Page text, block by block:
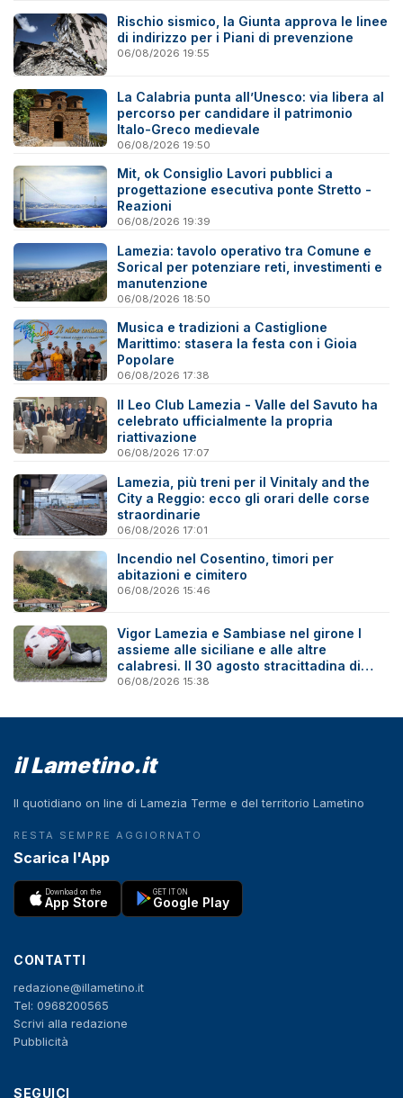
Rischio sismico, la Giunta approva le linee
di indirizzo per i Piani di prevenzione
06/08/2026 19:55
La Calabria punta all’Unesco: via libera al
percorso per candidare il patrimonio
Italo-Greco medievale
06/08/2026 19:50
Mit, ok Consiglio Lavori pubblici a
progettazione esecutiva ponte Stretto -
Reazioni
06/08/2026 19:39
Lamezia: tavolo operativo tra Comune e
Sorical per potenziare reti, investimenti e
manutenzione
06/08/2026 18:50
Musica e tradizioni a Castiglione
Marittimo: stasera la festa con i Gioia
Popolare
06/08/2026 17:38
Il Leo Club Lamezia - Valle del Savuto ha
celebrato ufficialmente la propria
riattivazione
06/08/2026 17:07
Lamezia, più treni per il Vinitaly and the
City a Reggio: ecco gli orari delle corse
straordinarie
06/08/2026 17:01
Incendio nel Cosentino, timori per
abitazioni e cimitero
06/08/2026 15:46
Vigor Lamezia e Sambiase nel girone I
assieme alle siciliane e alle altre
calabresi. Il 30 agosto stracittadina di
Coppa Italia
06/08/2026 15:38
il Lametino.it
Il quotidiano on line di Lamezia Terme e del territorio Lametino
RESTA SEMPRE AGGIORNATO
Scarica l'App
Download on the
App Store
GET IT ON
Google Play
CONTATTI
redazione@illametino.it
Tel: 0968200565
Scrivi alla redazione
Pubblicità
SEGUICI